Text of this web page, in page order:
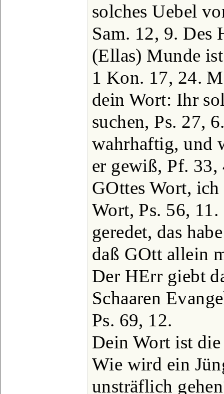
solches Uebel
Sam. 12, 9. Des
(Ellas) Munde
1 Kon. 17, 24.
dein Wort: Ihr
suchen, Ps. 27,
wahrhaftig, und
er gewiß, Pf.
GOttes Wort,
Wort, Ps. 56,
geredet, das
daß GOtt allein
Der HErr giebt
Schaaren
Ps. 69, 12.
Dein Wort ist
Wie wird ein
unsträflich